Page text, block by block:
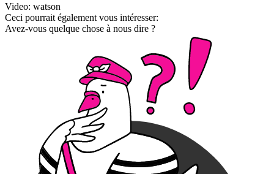
Video: watson
Ceci pourrait également vous intéresser:
Avez-vous quelque chose à nous dire ?